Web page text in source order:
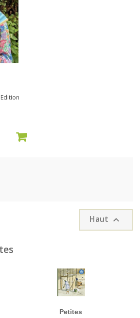
Haut 
Petites